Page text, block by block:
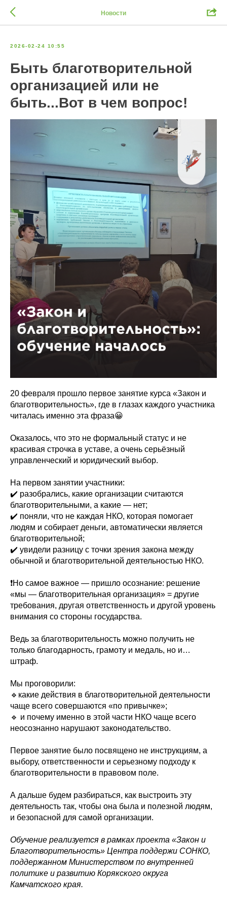
Новости
2026-02-24 10:55
Быть благотворительной
организацией или не
быть...Вот в чем вопрос!
20 февраля прошло первое занятие курса «Закон и
благотворительность», где в глазах каждого участника
читалась именно эта фраза😀
Оказалось, что это не формальный статус и не
красивая строчка в уставе, а очень серьёзный
управленческий и юридический выбор.
На первом занятии участники:
✔️ разобрались, какие организации считаются
благотворительными, а какие — нет;
✔️ поняли, что не каждая НКО, которая помогает
людям и собирает деньги, автоматически является
благотворительной;
✔️ увидели разницу с точки зрения закона между
обычной и благотворительной деятельностью НКО.
❗️Но самое важное — пришло осознание: решение
«мы — благотворительная организация» = другие
требования, другая ответственность и другой уровень
внимания со стороны государства.
Ведь за благотворительность можно получить не
только благодарность, грамоту и медаль, но и…
штраф.
Мы проговорили:
🔹какие действия в благотворительной деятельности
чаще всего совершаются «по привычке»;
🔹 и почему именно в этой части НКО чаще всего
неосознанно нарушают законодательство.
Первое занятие было посвящено не инструкциям, а
выбору, ответственности и серьезному подходу к
благотворительности в правовом поле.
А дальше будем разбираться, как выстроить эту
деятельность так, чтобы она была и полезной людям,
и безопасной для самой организации.
Обучение реализуется в рамках проекта «Закон и
Благотворительность» Центра поддержи СОНКО,
поддержанном Министерством по внутренней
политике и развитию Корякского округа
Камчатского края.